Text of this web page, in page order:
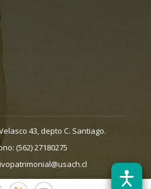
43, depto C. Santiago.
(562) 27180275